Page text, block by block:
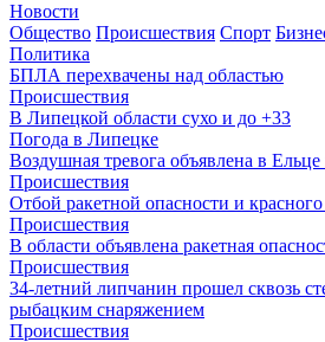
Новости
Общество Происшествия Спорт
Политика
БПЛА перехвачены над областью
Происшествия
В Липецкой области сухо и до +33
Погода в Липецке
Воздушная тревога объявлена в Ельце
Происшествия
Отбой ракетной опасности и
Происшествия
В области объявлена ракетная
Происшествия
34-летний липчанин прошел сквозь
рыбацким снаряжением
Происшествия